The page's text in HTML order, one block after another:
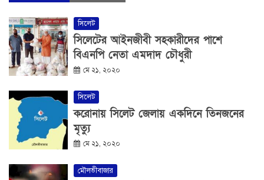
সিলেট
সিলেটের আইনজীবী সহকারীদের পাশে
বিএনপি নেতা এমদাদ চৌধুরী
মে ২১, ২০২০
সিলেট
করোনায় সিলেট জেলায় একদিনে তিনজনের
মৃত্যু
মে ২১, ২০২০
মৌলভীবাজার